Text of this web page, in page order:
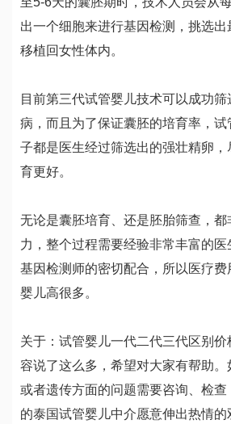
出一个细胞来进行基因检测，挑选
移植回女性体内。
目前第三代试管婴儿技术可以成功
病，而且为了保证囊胚的培育率，
子都是医生经过筛选出的强壮精卵
育更好。
无论是囊胚培育、还是胚胎筛查，都
力，整个过程需要经验非常丰富的
基因检测师的密切配合，所以医疗费
婴儿高很多。
关于：试管婴儿一代二代三代区别
容说了这么多，希望对大家有帮助
或者遗传方面的问题需要咨询、检
的泰国试管婴儿中介愿意伸出热情